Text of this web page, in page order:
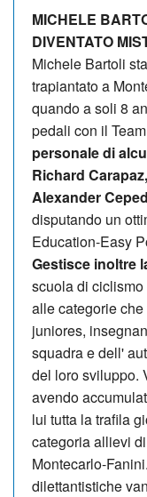
MICHELE
DIVENTATO
Michele Bartoli
trapiantato a
quando a soli 8
pedali con il
personale di
Richard
Alexander
disputando un
Education-Easy
Gestisce inoltre
scuola di
alle categorie
juniores,
squadra e dell'
del loro sviluppo.
avendo
lui tutta la trafila
categoria allievi
Montecarlo-
dilettantistiche